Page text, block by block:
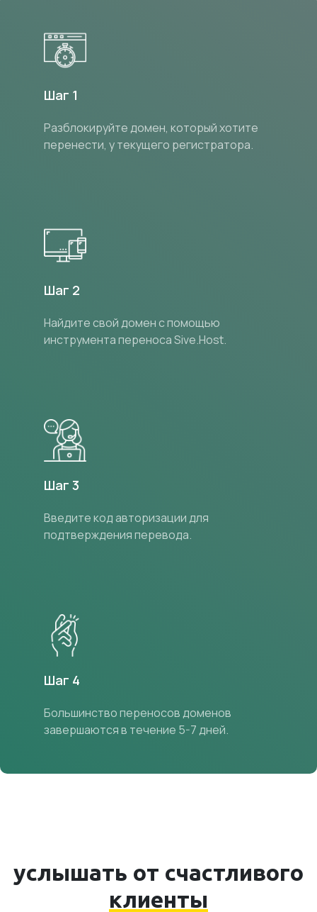
Шаг 1
Разблокируйте домен, который хотите
перенести, у текущего регистратора.
Шаг 2
Найдите свой домен с помощью
инструмента переноса Sive.Host.
Шаг 3
Введите код авторизации для
подтверждения перевода.
Шаг 4
Большинство переносов доменов
завершаются в течение 5-7 дней.
услышать от счастливого
клиенты